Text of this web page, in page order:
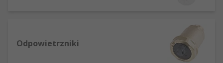
Odpowietrzniki